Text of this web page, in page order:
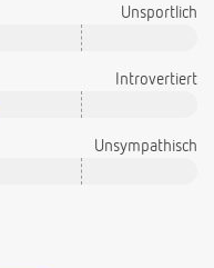
Unsportlich
Introvertiert
Unsympathisch